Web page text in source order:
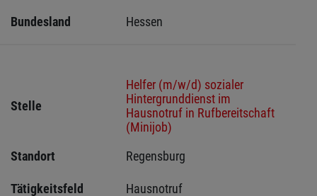
Bundesland Hessen
Stelle
Helfer (m/w/d) sozialer
Hintergrunddienst im
Hausnotruf in Rufbereitschaft
(Minijob)
Standort
Regensburg
Tätigkeitsfeld Hausnotruf